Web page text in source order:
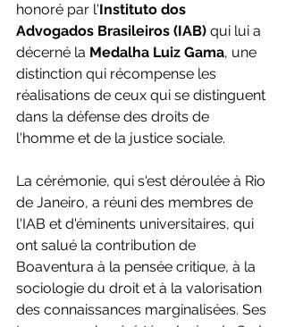
honoré par l'Instituto dos
Advogados Brasileiros (IAB) qui lui a
décerné la Medalha Luiz Gama, une
distinction qui récompense les
réalisations de ceux qui se distinguent
dans la défense des droits de
l'homme et de la justice sociale.
La cérémonie, qui s'est déroulée à Rio
de Janeiro, a réuni des membres de
l'IAB et d'éminents universitaires, qui
ont salué la contribution de
Boaventura à la pensée critique, à la
sociologie du droit et à la valorisation
des connaissances marginalisées. Ses